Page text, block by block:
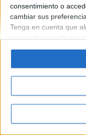
consentimiento o
cambiar sus
Tenga en cuenta que
personales puede no
tiene el derecho de
preferencias se
sus preferencias o
momento volviendo a
"Privacidad" en la